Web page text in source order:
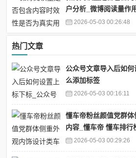
户分析_微博阅读量作
2026-05-03 00:26:48
热门文章
公众号文章导入后如
么添加标签
2026-05-03 00:16:11
懂车帝粉丝颜值党群
内容_懂车帝 懂车排行
2026-05-03 00:29:26